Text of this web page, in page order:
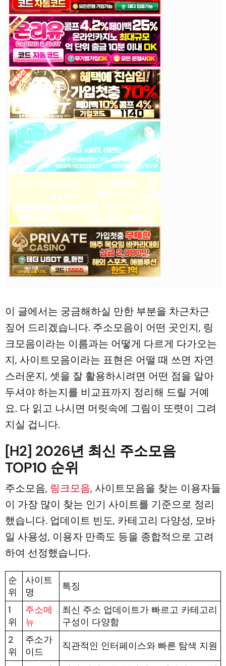
이 글에서는 궁금해하실 만한 부분을 차근차근
짚어 드리겠습니다. 주소모음이 어떤 곳인지, 링
크모음이라는 이름과는 어떻게 다르게 다가오는
지, 사이트모음이라는 표현은 어떨 때 쓰면 자연
스러운지, 셋을 잘 활용하시려면 어떤 점을 알아
두셔야 하는지를 비교표까지 정리해 드릴 거예
요. 다 읽고 나시면 머릿속에 그림이 또렷이 그려
지실 겁니다.
[H2] 2026년 최신 주소모음
TOP10 순위
주소모음, 링크모음, 사이트모음을 찾는 이용자들
이 가장 많이 찾는 인기 사이트를 기준으로 정리
했습니다. 업데이트 빈도, 카테고리 다양성, 모바
일 사용성, 이용자 만족도 등을 종합적으로 고려
하여 선정했습니다.
순
위
사이트
명
특징
1
위
주소메
뉴
최신 주소 업데이트가 빠르고 카테고리
구성이 다양함
2
위
주소가
이드
직관적인 인터페이스와 빠른 탐색 지원